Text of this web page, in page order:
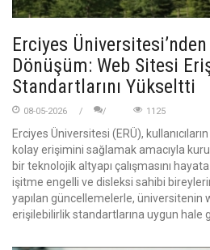
Erciyes
Dönüşüm: Web Sitesi
Standartlarını Yükseltti
08-05-2026 1125
Erciyes Üniversitesi (ERÜ),
kolay erişimini sağlamak amacıyla
bir teknolojik altyapı çalışmasını
işitme engelli ve disleksi sahibi
yapılan güncellemelerle, üniversitenin
erişilebilirlik standartlarına uygun hale